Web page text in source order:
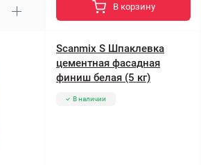
В корзину
Scanmix S Шпаклевка
цементная фасадная
финиш белая (5 кг)
В наличии